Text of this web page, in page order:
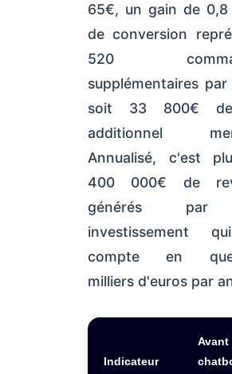
65€, un gain de
de conversion
520
supplémentaires par
soit 33 800€
additionnel
Annualisé, c'est
400 000€ de
générés
investissement
compte en
milliers d'euros par
Indicateur
Avant